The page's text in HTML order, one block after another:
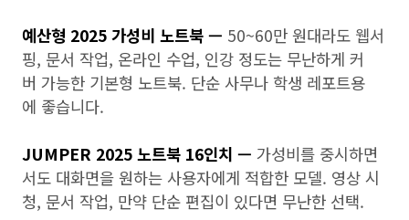
예산형 2025 가성비 노트북 — 50~60만 원대라도 웹서
핑, 문서 작업, 온라인 수업, 인강 정도는 무난하게 커
버 가능한 기본형 노트북. 단순 사무나 학생 레포트용
에 좋습니다.
JUMPER 2025 노트북 16인치 — 가성비를 중시하면
서도 대화면을 원하는 사용자에게 적합한 모델. 영상 시
청, 문서 작업, 만약 단순 편집이 있다면 무난한 선택.